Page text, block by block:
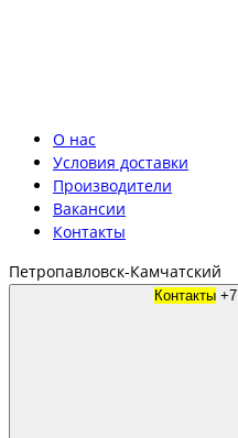
О нас
Условия доставки
Производители
Вакансии
Контакты
Петропавловск-Камчатский
Контакты